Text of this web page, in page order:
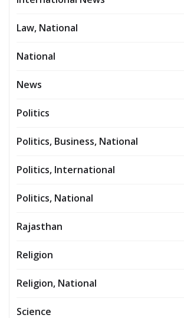
Law, National
National
News
Politics
Politics, Business, National
Politics, International
Politics, National
Rajasthan
Religion
Religion, National
Science